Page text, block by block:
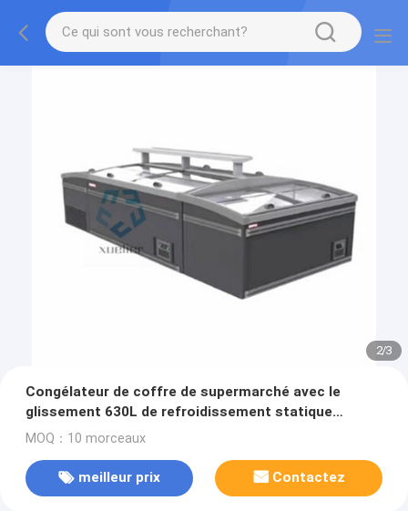
2/3
Congélateur de coffre de supermarché avec le
glissement 630L de refroidissement statique
supérieur en verre
MOQ：10 morceaux
meilleur prix Contactez